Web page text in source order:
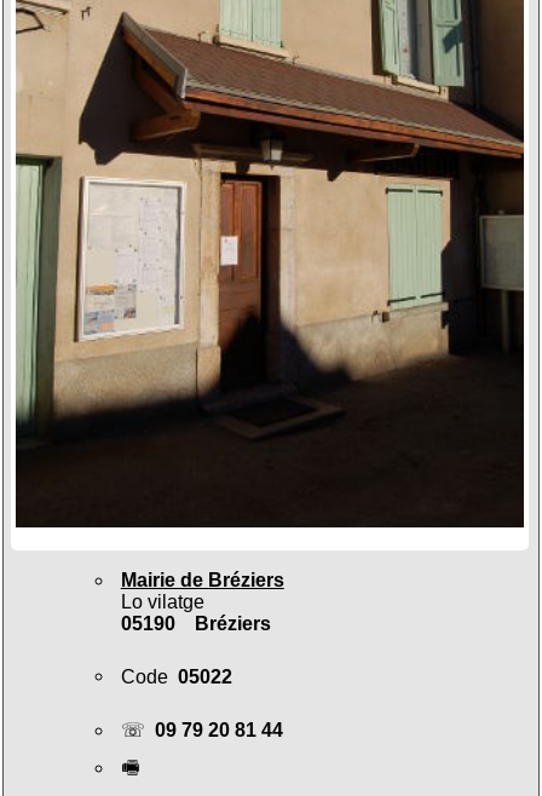
Mairie de Bréziers
Lo vilatge
05190 Bréziers
Code 05022
☏ 09 79 20 81 44
🖷